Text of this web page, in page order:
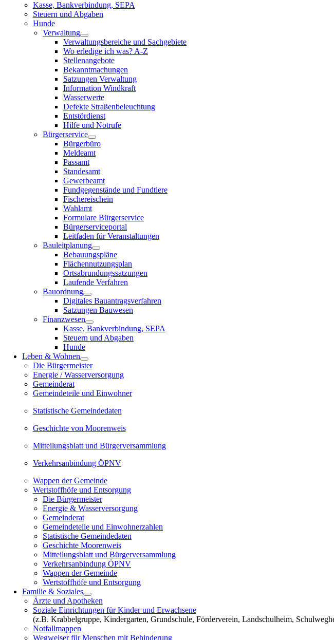
Kasse, Bankverbindung, SEPA
Steuern und Abgaben
Hunde
Verwaltung
Verwaltungsbereiche und Sachgebiete
Wo erledige ich was? A-Z
Stellenangebote
Bekanntmachungen
Satzungen Verwaltung
Information Windkraft
Wasserwerte
Defekte Straßenbeleuchtung
Entstördienst
Hilfe und Notrufe
Bürgerservice
Bürgerbüro
Meldeamt
Passamt
Standesamt
Gewerbeamt
Fundgegenstände und Fundtiere
Fischereischein
Wahlamt
Formulare Bürgerservice
Bürgerserviceportal
Leitfaden für Veranstaltungen
Bauleitplanung
Bebauungspläne
Flächennutzungsplan
Ortsabrundungssatzungen
Laufende Verfahren
Bauordnung
Digitales Bauantragsverfahren
Satzungen Bauwesen
Finanzwesen
Kasse, Bankverbindung, SEPA
Steuern und Abgaben
Hunde
Leben & Wohnen
Die Bürgermeister
Energie / Wasserversorgung
Gemeinderat
Gemeindeteile und Einwohner
Statistische Gemeindedaten
Geschichte von Moorenweis
Mitteilungsblatt und Bürgerversammlung
Verkehrsanbindung ÖPNV
Wappen der Gemeinde
Wertstoffhöfe und Entsorgung
Die Bürgermeister
Energie & Wasserversorgung
Gemeinderat
Gemeindeteile und Einwohnerzahlen
Statistische Gemeindedaten
Geschichte Moorenweis
Mitteilungsblatt und Bürgerversammlung
Verkehrsanbindung ÖPNV
Wappen der Gemeinde
Wertstoffhöfe und Entsorgung
Familie & Soziales
Ärzte und Apotheken
Soziale Einrichtungen für Kinder und Erwachsene
(z.B. Krabbelgruppe, Kindergarten, Grundschule, Förderverein, Landschulheim,
Notfallmappen
Wegweiser für Menschen mit Behinderung